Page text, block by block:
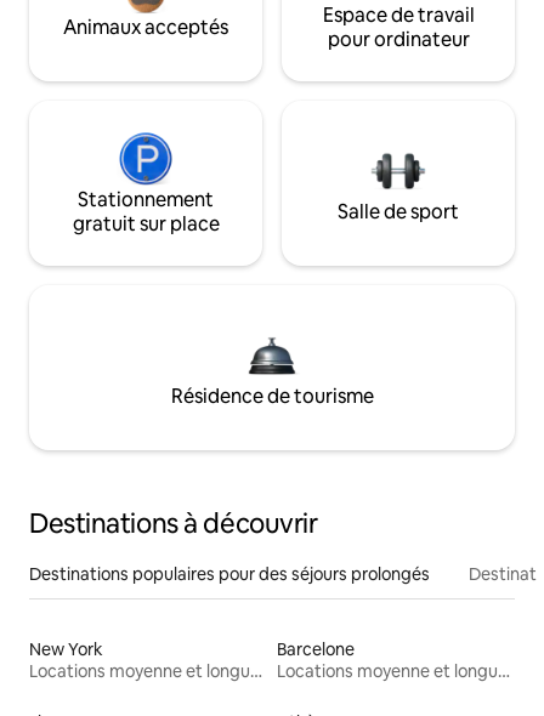
Animaux acceptés
Espace de travail
pour ordinateur
Stationnement
gratuit sur place
Salle de sport
Résidence de tourisme
Destinations à découvrir
Destinations populaires pour des séjours prolongés
New York
Locations moyenne et longue durée
Barcelone
Locations moyenne et longue durée